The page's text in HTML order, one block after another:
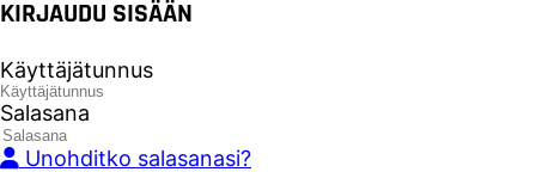
KIRJAUDU SISÄÄN
Käyttäjätunnus
Salasana
Unohditko salasanasi?